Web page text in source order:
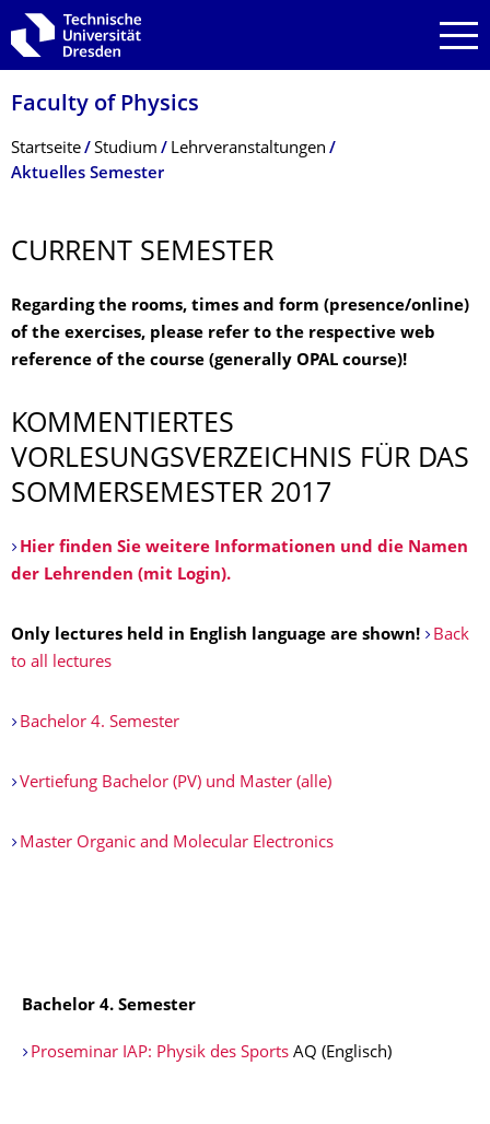
Zur Hauptnavigation springen
Zur Suche springen
Zum Inhalt springen
Faculty of Physics
Breadcrumb-Menü
Startseite Studium
Lehrveranstaltungen
Aktuelles Semester
CURRENT SEMESTER
Regarding the rooms, times and form (presence/online)
of the exercises, please refer to the respective web
reference of the course (generally OPAL course)!
KOMMENTIERTES
VORLESUNGSVERZEICHNIS FÜR DAS
SOMMERSEMESTER 2017
Hier finden Sie weitere Informationen und die Namen
der Lehrenden (mit Login).
Only lectures held in English language are shown!
Back
to all lectures
Bachelor 4. Semester
Vertiefung Bachelor (PV) und Master (alle)
Master Organic and Molecular Electronics
Bachelor 4. Semester
Proseminar IAP: Physik des Sports AQ (Englisch)